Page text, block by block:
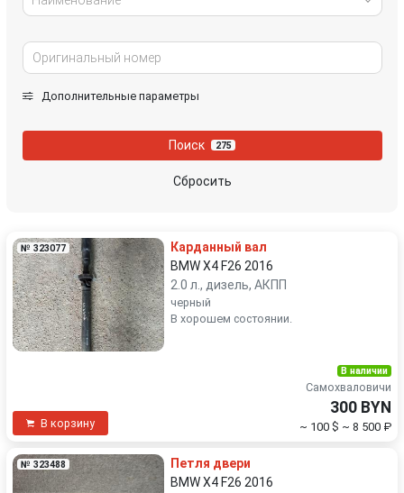
Дополнительные параметры
Поиск 275
Сбросить
№ 323077
Карданный вал
BMW X4 F26 2016
2.0 л., дизель, АКПП
черный
В хорошем состоянии.
В корзину
В наличии
Самохваловичи
300 BYN
~ 100 $ ~ 8 500 ₽
№ 323488
Петля двери
BMW X4 F26 2016